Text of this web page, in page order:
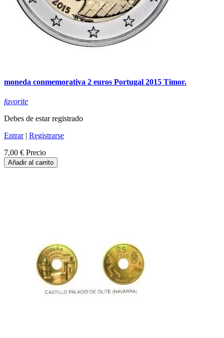
moneda conmemorativa 2 euros Portugal 2015 Timor.
favorite
Debes de estar registrado
Entrar| Registrarse
7,00 € Precio
Añadir al carrito